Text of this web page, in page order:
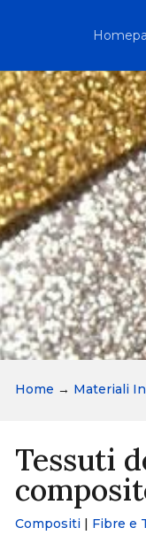
Home → Materiali
Tessuti
Compositi | Fibre e